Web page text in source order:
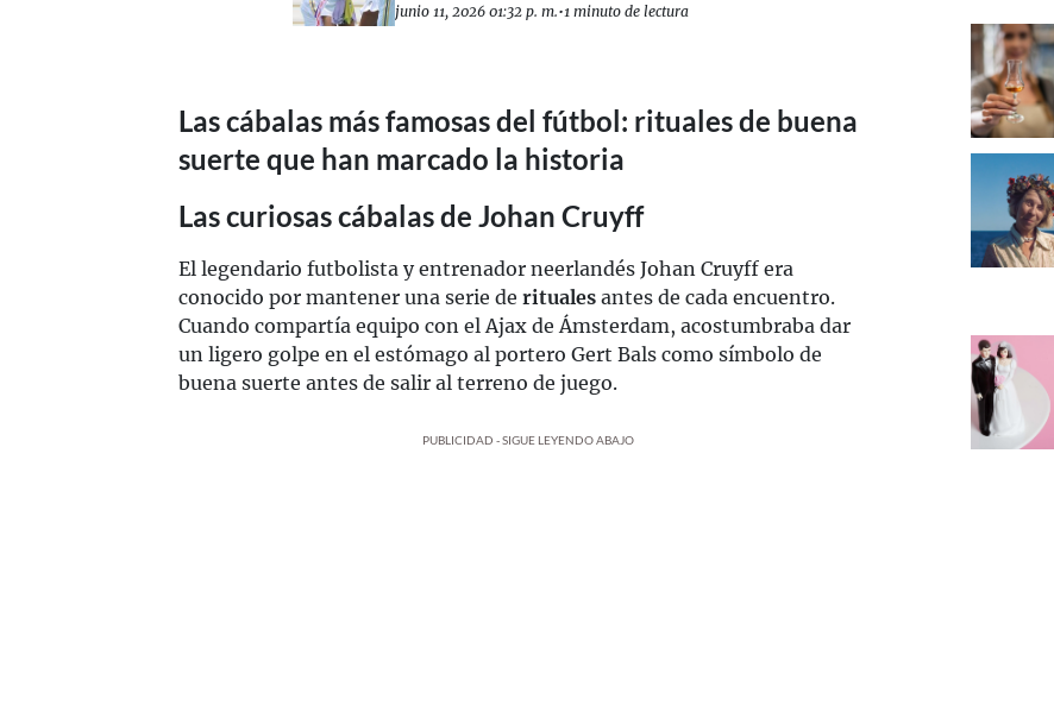
junio 11, 2026 01:32 p. m.•1 minuto de lectura
Las cábalas más famosas del fútbol: rituales de buena
suerte que han marcado la historia
Las curiosas cábalas de Johan Cruyff
El legendario futbolista y entrenador neerlandés Johan Cruyff era
conocido por mantener una serie de rituales antes de cada encuentro.
Cuando compartía equipo con el Ajax de Ámsterdam, acostumbraba dar
un ligero golpe en el estómago al portero Gert Bals como símbolo de
buena suerte antes de salir al terreno de juego.
PUBLICIDAD - SIGUE LEYENDO ABAJO